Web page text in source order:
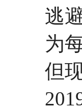
逃
为
但